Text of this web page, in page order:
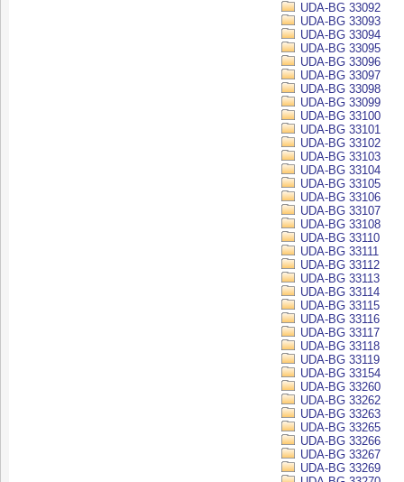
UDA-BG 33092
UDA-BG 33093
UDA-BG 33094
UDA-BG 33095
UDA-BG 33096
UDA-BG 33097
UDA-BG 33098
UDA-BG 33099
UDA-BG 33100
UDA-BG 33101
UDA-BG 33102
UDA-BG 33103
UDA-BG 33104
UDA-BG 33105
UDA-BG 33106
UDA-BG 33107
UDA-BG 33108
UDA-BG 33110
UDA-BG 33111
UDA-BG 33112
UDA-BG 33113
UDA-BG 33114
UDA-BG 33115
UDA-BG 33116
UDA-BG 33117
UDA-BG 33118
UDA-BG 33119
UDA-BG 33154
UDA-BG 33260
UDA-BG 33262
UDA-BG 33263
UDA-BG 33265
UDA-BG 33266
UDA-BG 33267
UDA-BG 33269